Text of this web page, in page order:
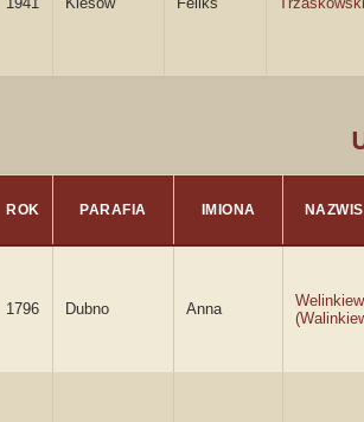
ROK PARAFIA IMIONA
1796 Dubno Anna